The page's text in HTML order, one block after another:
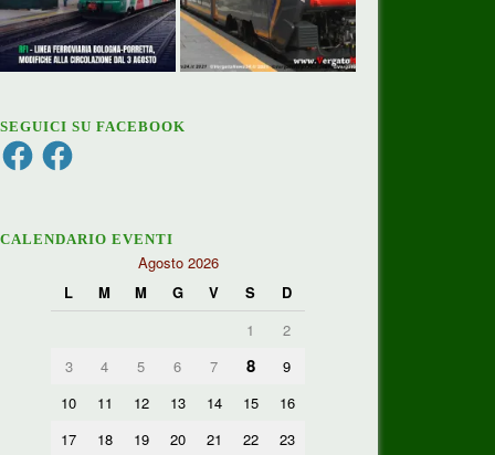
SEGUICI SU FACEBOOK
FacebookFacebook
CALENDARIO EVENTI
Agosto 2026
L
M M G V S
D
1
2
3
4 5 6 7 8
9
10
11 12 13 14 15
16
17
18 19 20 21 22
23